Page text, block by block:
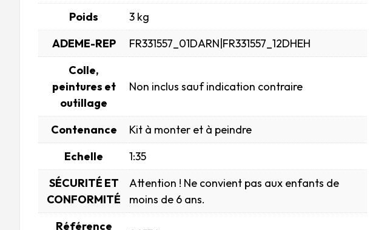
Poids
3 kg
ADEME-REP
FR331557_01DARN|FR331557_12DHEH
Colle,
peintures et
outillage
Non inclus sauf indication contraire
Contenance
Kit à monter et à peindre
Echelle
1:35
SÉCURITÉ ET
CONFORMITÉ
Attention ! Ne convient pas aux enfants de
moins de 6 ans.
Référence